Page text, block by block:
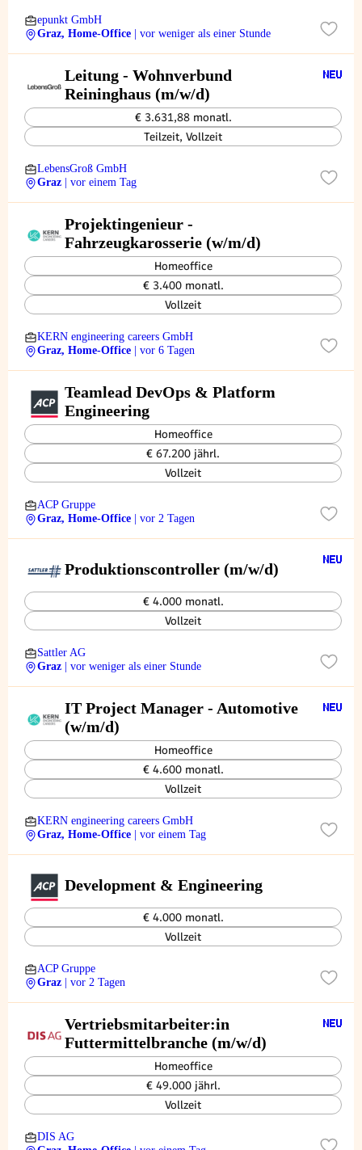
epunkt GmbH
Graz, Home-Office
| vor weniger als einer Stunde
Leitung - Wohnverbund
Reininghaus (m/w/d)
€ 3.631,88 monatl.
Teilzeit, Vollzeit
LebensGroß GmbH
Graz
| vor einem Tag
Projektingenieur -
Fahrzeugkarosserie (w/m/d)
Homeoffice
€ 3.400 monatl.
Vollzeit
KERN engineering careers GmbH
Graz, Home-Office
| vor 6 Tagen
Teamlead DevOps & Platform
Engineering
Homeoffice
€ 67.200 jährl.
Vollzeit
ACP Gruppe
Graz, Home-Office
| vor 2 Tagen
Produktionscontroller (m/w/d)
€ 4.000 monatl.
Vollzeit
Sattler AG
Graz
| vor weniger als einer Stunde
IT Project Manager - Automotive
(w/m/d)
Homeoffice
€ 4.600 monatl.
Vollzeit
KERN engineering careers GmbH
Graz, Home-Office
| vor einem Tag
Development & Engineering
€ 4.000 monatl.
Vollzeit
ACP Gruppe
Graz
| vor 2 Tagen
Vertriebsmitarbeiter:in
Futtermittelbranche (m/w/d)
Homeoffice
€ 49.000 jährl.
Vollzeit
DIS AG